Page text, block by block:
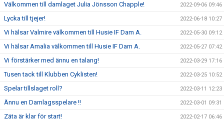
Välkommen till damlaget Julia Jönsson Chapple! 2022-09-06 09:46
Lycka till tjejer! 2022-06-18 10:27
Vi hälsar Valmire välkommen till Husie IF Dam A. 2022-05-30 09:12
Vi hälsar Amalia välkommen till Husie IF Dam A. 2022-05-27 07:42
Vi förstärker med ännu en talang! 2022-03-29 17:16
Tusen tack till Klubben Cyklisten! 2022-03-25 10:52
Spelar tillslaget roll? 2022-03-11 12:23
Ännu en Damlagsspelare !! 2022-03-01 09:31
Zäta är klar för start! 2022-02-17 06:46